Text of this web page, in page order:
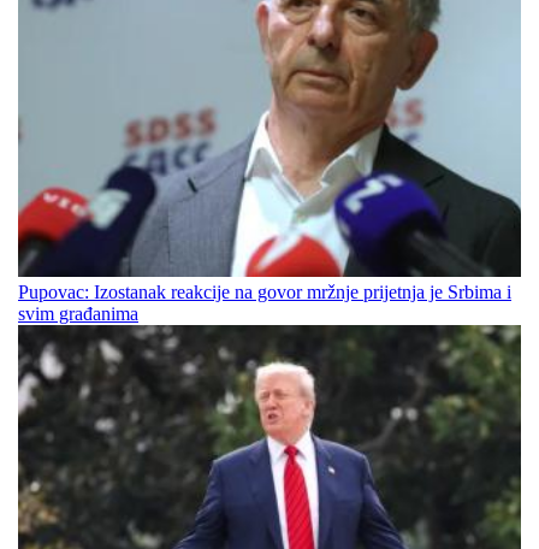
Pupovac: Izostanak reakcije na govor mržnje prijetnja je Srbima i
svim građanima